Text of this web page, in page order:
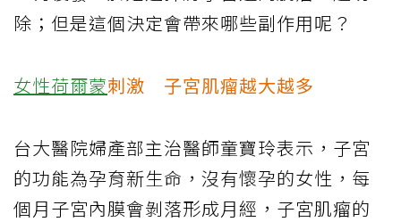
除；但是這個決定會帶來哪些副作用呢？
女性荷爾蒙刺激 子宮肌瘤越大越多
台大醫院婦產部主治醫師童寶玲表示，子宮
的功能為孕育新生命，沒有懷孕的女性，每
個月子宮內膜會剝落形成月經，子宮肌瘤的